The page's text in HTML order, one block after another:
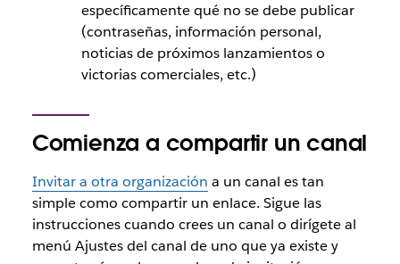
específicamente qué no se debe publicar
(contraseñas, información personal,
noticias de próximos lanzamientos o
victorias comerciales, etc.)
Comienza a compartir un canal
Invitar a otra organización a un canal es tan
simple como compartir un enlace. Sigue las
instrucciones cuando crees un canal o dirígete al
menú Ajustes del canal de uno que ya existe y